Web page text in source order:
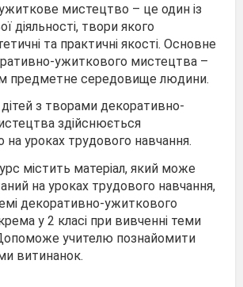
мистецтво – це один із
діяльності, твори якого
та практичні якості. Основне
ужиткового мистецтва –
предметне середовище людини.
з творами декоративно-
здійснюється
на уроках трудового навчання.
містить матеріал, який може
на уроках трудового навчання,
декоративно-ужиткового
у 2 класі при вивченні теми
учителю познайомити
витинанок.